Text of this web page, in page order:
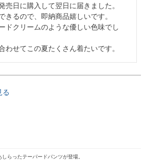
売日に購入して翌日に届きました。
きるので、即納商品嬉しいです。
ドクリームのような優しい色味でし
わせてこの夏たくさん着たいです。
る
らったテーパードパンツが登場。